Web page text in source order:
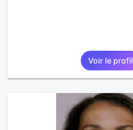
Voir le profil